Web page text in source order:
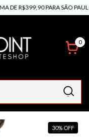
R$399,90 PARA SÃO PAULO E
0
30% OFF